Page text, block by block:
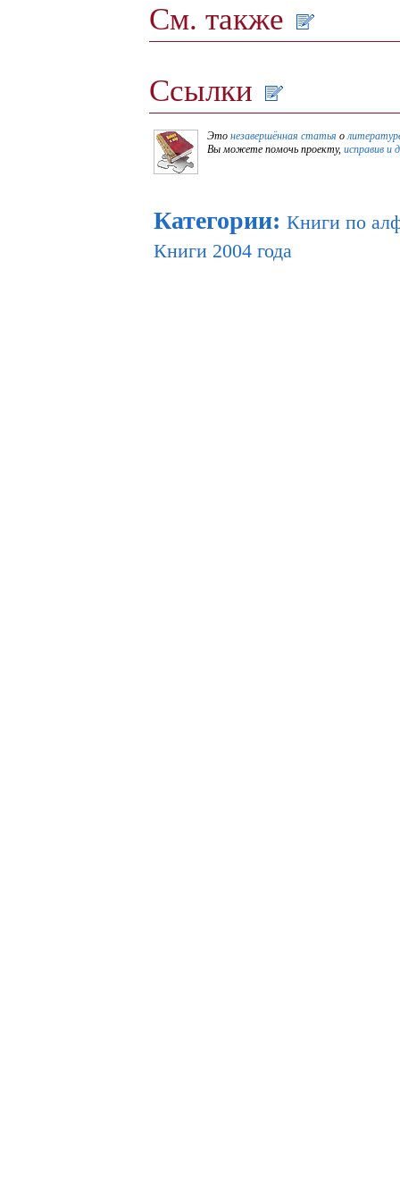
См. также
Ссылки
Это незавершённая статья о
Вы можете помочь проекту, исправив и
Категории: Книги по
Книги 2004 года